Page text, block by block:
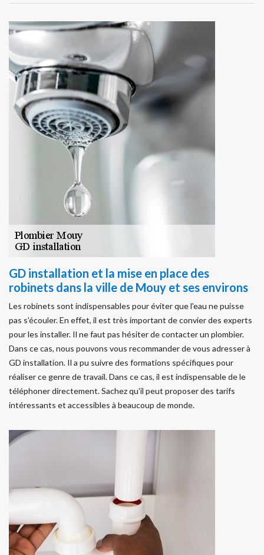
GD installation et la mise en place des
robinets dans la ville de Mouy et ses environs
Les robinets sont indispensables pour éviter que l'eau ne puisse
pas s'écouler. En effet, il est très important de convier des experts
pour les installer. Il ne faut pas hésiter de contacter un plombier.
Dans ce cas, nous pouvons vous recommander de vous adresser à
GD installation. Il a pu suivre des formations spécifiques pour
réaliser ce genre de travail. Dans ce cas, il est indispensable de le
téléphoner directement. Sachez qu'il peut proposer des tarifs
intéressants et accessibles à beaucoup de monde.